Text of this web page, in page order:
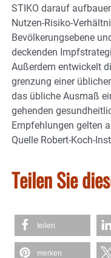
STIKO da­rauf
Nutzen-Risiko-
Be­völkerungs­ebene
deckenden
Außer­dem ent­wickelt
grenzung einer
das übliche Aus­maß
gehenden
Empfehl­ungen gelten
Quelle Robert-Koch-
Teilen Sie
teilen
merken